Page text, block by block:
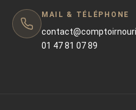
MAIL & TÉLÉPHONE
01 47 81 07 89